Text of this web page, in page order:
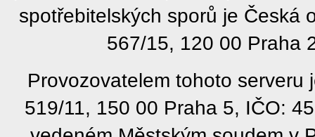
spotřebitelských sporů je Česká
567/15, 120 00 Praha
Provozovatelem tohoto
519/11, 150 00 Praha 5, IČO: